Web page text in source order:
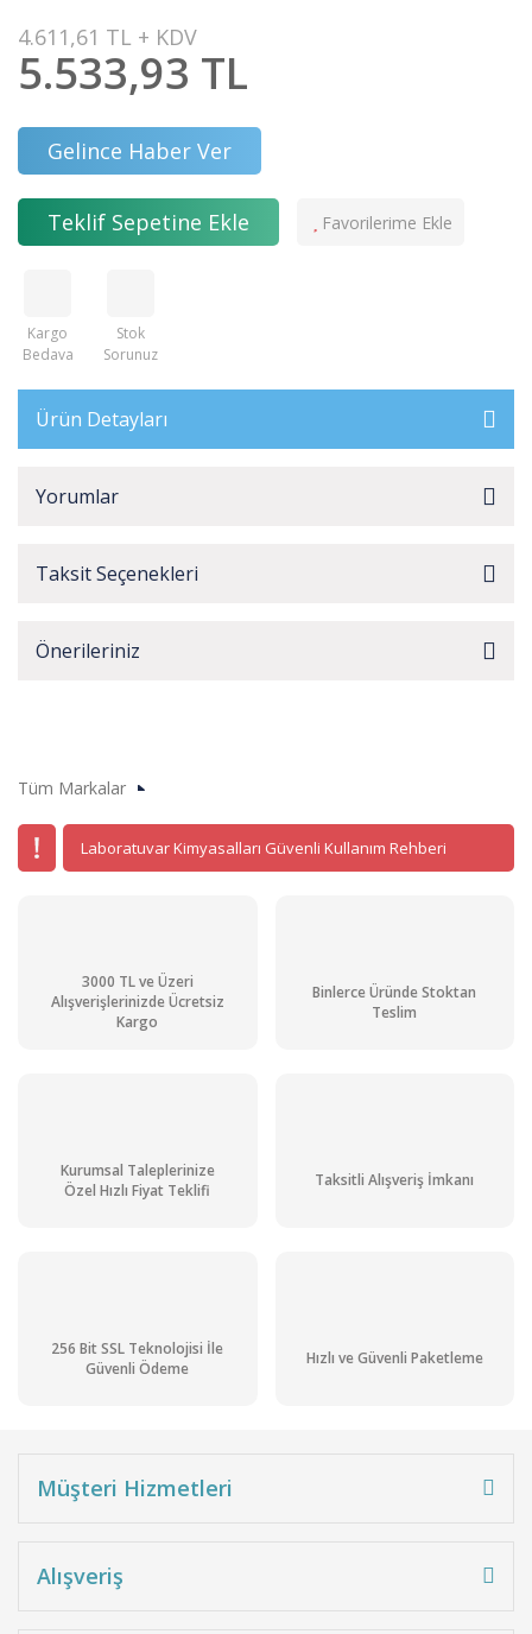
4.611,61 TL + KDV
5.533,93 TL
Gelince Haber Ver
Teklif Sepetine Ekle
Kargo
Bedava
Stok
Sorunuz
Ürün Detayları
Yorumlar
Taksit Seçenekleri
Önerileriniz
Tüm Markalar
Laboratuvar Kimyasalları Güvenli Kullanım Rehberi
3000 TL ve Üzeri
Alışverişlerinizde Ücretsiz
Kargo
Binlerce Üründe Stoktan
Teslim
Kurumsal Taleplerinize
Özel Hızlı Fiyat Teklifi
Taksitli Alışveriş İmkanı
256 Bit SSL Teknolojisi İle
Güvenli Ödeme
Hızlı ve Güvenli Paketleme
Müşteri Hizmetleri
Alışveriş